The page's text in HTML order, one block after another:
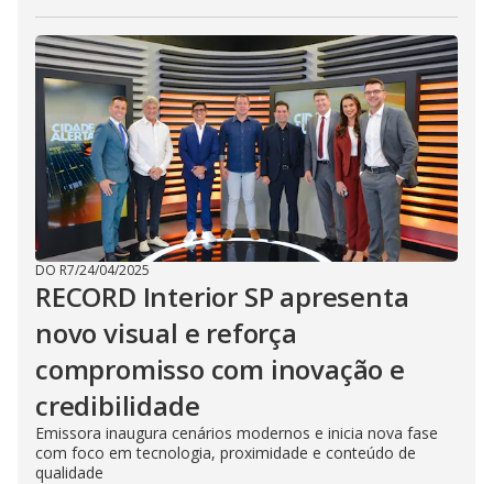
DO R7/24/04/2025
RECORD Interior SP apresenta
novo visual e reforça
compromisso com inovação e
credibilidade
Emissora inaugura cenários modernos e inicia nova fase
com foco em tecnologia, proximidade e conteúdo de
qualidade